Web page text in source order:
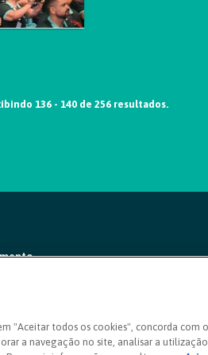
136 - 140 de 256 resultados.
"Aceitar todos os cookies", concorda com
a navegação no site, analisar a